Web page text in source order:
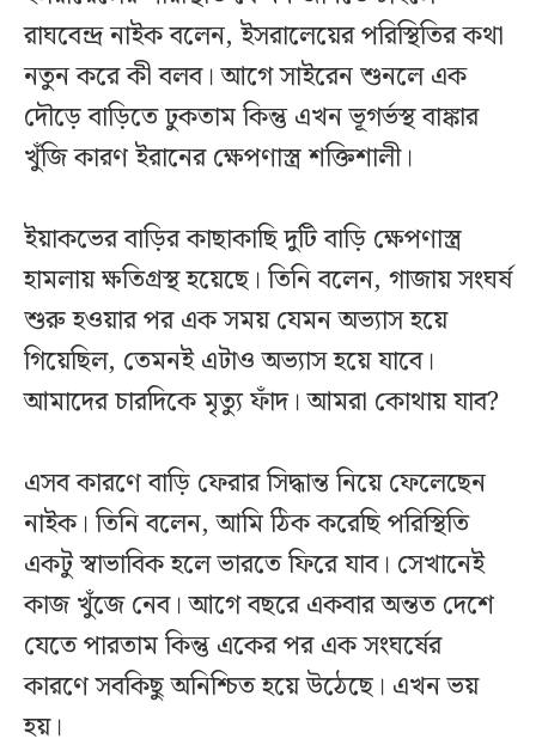
রাঘবেন্দ্র নাইক বলেন, ইসরালেয়ের পরিস্থিতির কথা
নতুন করে কী বলব। আগে সাইরেন শুনলে এক
দৌড়ে বাড়িতে ঢুকতাম কিন্তু এখন ভূগর্ভস্থ বাঙ্কার
খুঁজি কারণ ইরানের ক্ষেপণাস্ত্র শক্তিশালী।
ইয়াকভের বাড়ির কাছাকাছি দুটি বাড়ি ক্ষেপণাস্ত্র
হামলায় ক্ষতিগ্রস্থ হয়েছে। তিনি বলেন, গাজায় সংঘর্ষ
শুরু হওয়ার পর এক সময় যেমন অভ্যাস হয়ে
গিয়েছিল, তেমনই এটাও অভ্যাস হয়ে যাবে।
আমাদের চারদিকে মৃত্যু ফাঁদ। আমরা কোথায় যাব?
এসব কারণে বাড়ি ফেরার সিদ্ধান্ত নিয়ে ফেলেছেন
নাইক। তিনি বলেন, আমি ঠিক করেছি পরিস্থিতি
একটু স্বাভাবিক হলে ভারতে ফিরে যাব। সেখানেই
কাজ খুঁজে নেব। আগে বছরে একবার অন্তত দেশে
যেতে পারতাম কিন্তু একের পর এক সংঘর্ষের
কারণে সবকিছু অনিশ্চিত হয়ে উঠেছে। এখন ভয়
হয়।